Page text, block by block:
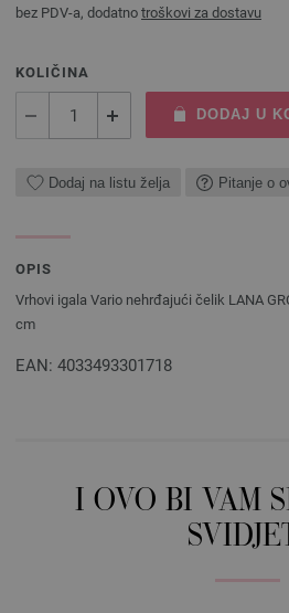
bez PDV-a, dodatno troškovi za dostavu
KOLIČINA
DODAJ U
Dodaj na listu želja Pitanje o
OPIS
Vrhovi igala Vario nehrđajući čelik LANA
cm
EAN: 4033493301718
I OVO BI VAM